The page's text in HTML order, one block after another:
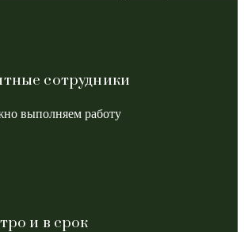
сотрудники
выполняем работу
и в срок